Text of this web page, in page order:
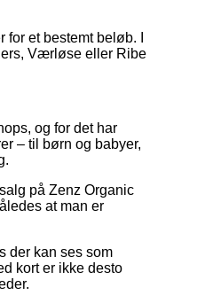
et bestemt beløb. I
Værløse eller Ribe
og for det har
– til børn og babyer,
på Zenz Organic
at man er
der kan ses som
kort er ikke desto